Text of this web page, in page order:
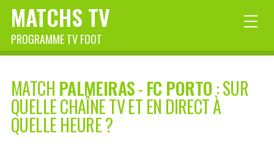
MATCHS TV
PROGRAMME TV FOOT
MATCH PALMEIRAS-FC PORTO: SUR
QUELLE CHAÎNE TV ET EN DIRECT À
QUELLE HEURE ?